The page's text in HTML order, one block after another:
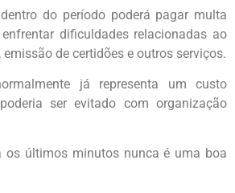
do período poderá pagar multa
dificuldades relacionadas ao
emissão de certidões e outros serviços.
já representa um custo
ser evitado com organização
os últimos minutos nunca é uma boa